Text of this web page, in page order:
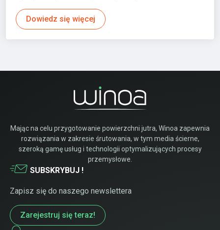
Dowiedz się więcej
Mając na celu przygotowanie powierzchni jutra, Winoa zapewnia
rozwiązania w zakresie śrutowania, w tym media ścierne,
szeroką gamę usług i technologii optymalizujących procesy
przemysłowe.
SUBSKRYBUJ !
Zapisz się do naszego newslettera
Zarejestruj się teraz!